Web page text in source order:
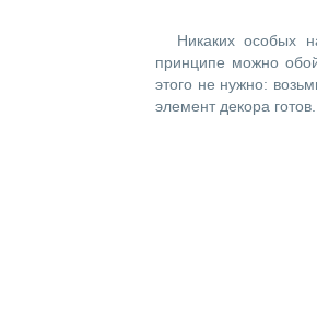
Никаких особых
принципе можно
этого не нужно:
элемент декора готов.